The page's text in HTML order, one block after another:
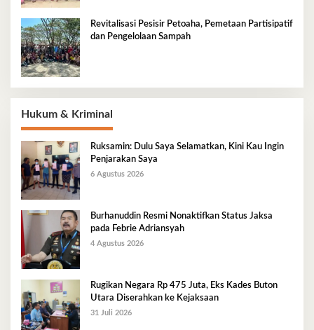
Revitalisasi Pesisir Petoaha, Pemetaan Partisipatif
dan Pengelolaan Sampah
Hukum & Kriminal
Ruksamin: Dulu Saya Selamatkan, Kini Kau Ingin
Penjarakan Saya
6 Agustus 2026
Burhanuddin Resmi Nonaktifkan Status Jaksa
pada Febrie Adriansyah
4 Agustus 2026
Rugikan Negara Rp 475 Juta, Eks Kades Buton
Utara Diserahkan ke Kejaksaan
31 Juli 2026